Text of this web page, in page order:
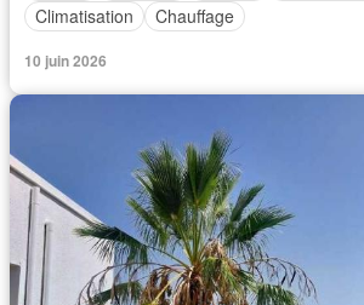
Climatisation
Chauffage
10 juin 2026